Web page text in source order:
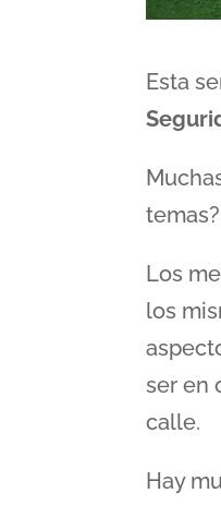
Esta
Los
los
ser en
calle.
Hay